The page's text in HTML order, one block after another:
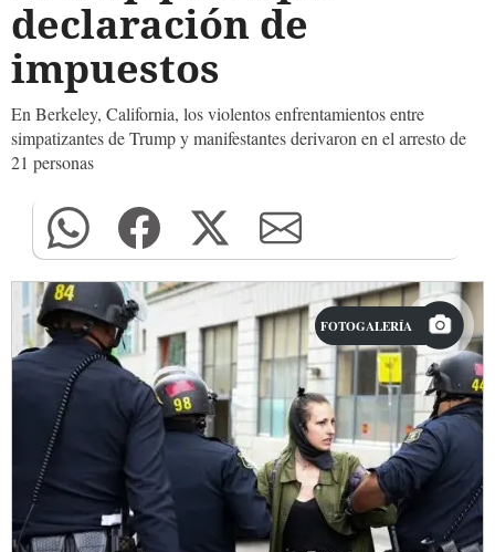
declaración de
impuestos
En Berkeley, California, los violentos enfrentamientos entre
simpatizantes de Trump y manifestantes derivaron en el arresto de
21 personas
FOTOGALERÍA